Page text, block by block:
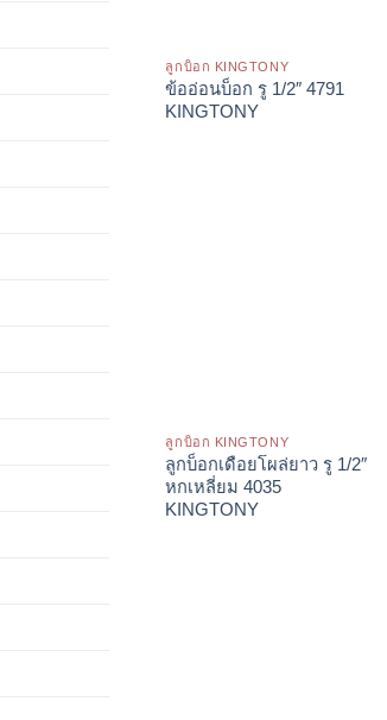
ลูกบ็อก KINGTONY
ข้ออ่อนบ็อก รู 1/2″ 4791
KINGTONY
ลูกบ็อก KINGTONY
ลูกบ็อกเดือยโผล่ยาว รู 1/2″
หกเหลี่ยม 4035
KINGTONY